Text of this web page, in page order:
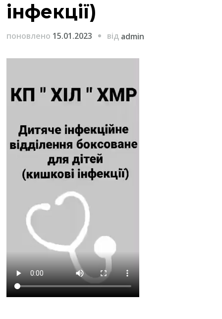
інфекції)
поновлено 15.01.2023 від admin